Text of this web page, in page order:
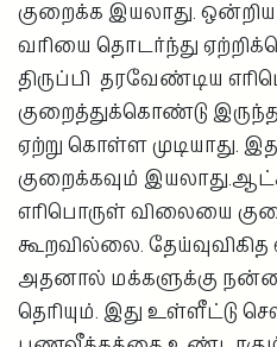
குறைக்க இயலாது.
வரியை தொடர்ந்து
திருப்பி தரவேண்டிய
குறைத்துக்கொண்டு
ஏற்று கொள்ள முடியாது.
குறைக்கவும்
எரிபொருள் விலையை
கூறவில்லை.
அதனால் மக்களுக்கு
தெரியும். இது உள்ளீட்டு